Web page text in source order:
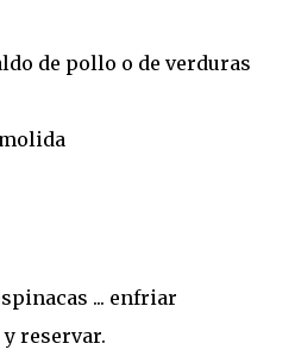
de pollo o de verduras
... enfriar
reservar.